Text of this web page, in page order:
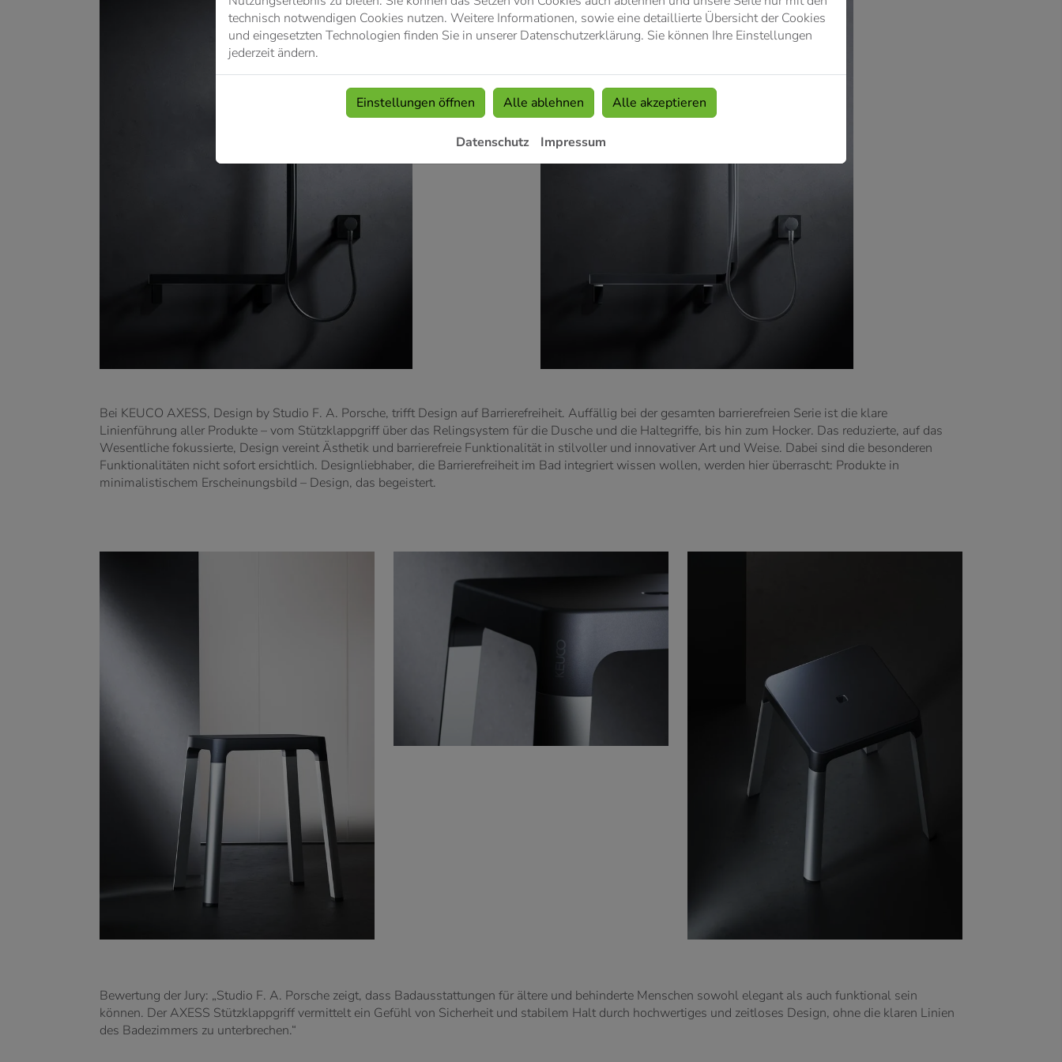
Bei KEUCO AXESS, Design by Studio F. A. Porsche, trifft Design auf Barrierefreiheit. Auffällig bei der gesamten barrierefreien Serie ist die klare
Linienführung aller Produkte – vom Stützklappgriff über das Relingsystem für die Dusche und die Haltegriffe, bis hin zum Hocker. Das reduzierte, auf das
Wesentliche fokussierte, Design vereint Ästhetik und barrierefreie Funktionalität in stilvoller und innovativer Art und Weise. Dabei sind die besonderen
Funktionalitäten nicht sofort ersichtlich. Designliebhaber, die Barrierefreiheit im Bad integriert wissen wollen, werden hier überrascht: Produkte in
minimalistischem Erscheinungsbild – Design, das begeistert.
Bewertung der Jury: „Studio F. A. Porsche zeigt, dass Badausstattungen für ältere und behinderte Menschen sowohl elegant als auch funktional sein
können. Der AXESS Stützklappgriff vermittelt ein Gefühl von Sicherheit und stabilem Halt durch hochwertiges und zeitloses Design, ohne die klaren Linien
des Badezimmers zu unterbrechen.“
technisch notwendigen Cookies nutzen. Weitere Informationen, sowie eine detaillierte Übersicht der Cookies
und eingesetzten Technologien finden Sie in unserer Datenschutzerklärung. Sie können Ihre Einstellungen
jederzeit ändern.
Einstellungen öffnen Alle ablehnen Alle akzeptieren
Datenschutz Impressum